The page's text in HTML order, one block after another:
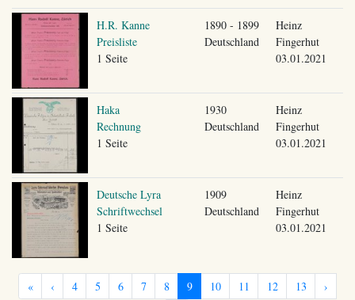
H.R. Kanne
Preisliste
1 Seite
1890 - 1899
Deutschland
Heinz
Fingerhut
03.01.2021
Haka
Rechnung
1 Seite
1930
Deutschland
Heinz
Fingerhut
03.01.2021
Deutsche Lyra
Schriftwechsel
1 Seite
1909
Deutschland
Heinz
Fingerhut
03.01.2021
« ‹ 4 5 6 7 8 9 10 11 12 13 ›